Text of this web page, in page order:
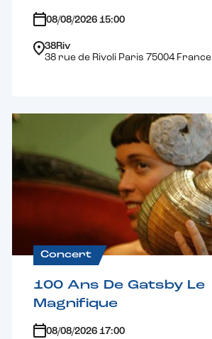
08/08/2026 15:00
38Riv
38 rue de Rivoli Paris 75004 France
Concert
100 Ans De Gatsby Le
Magnifique
08/08/2026 17:00